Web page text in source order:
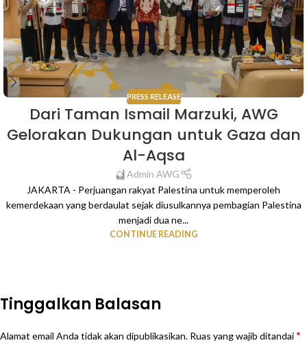
PRESS RELEASE
Dari Taman Ismail Marzuki, AWG
Gelorakan Dukungan untuk Gaza dan
Al-Aqsa
Admin AWG
JAKARTA - Perjuangan rakyat Palestina untuk memperoleh
kemerdekaan yang berdaulat sejak diusulkannya pembagian Palestina
menjadi dua ne...
CONTINUE READING
Tinggalkan Balasan
Alamat email Anda tidak akan dipublikasikan. Ruas yang wajib ditandai*